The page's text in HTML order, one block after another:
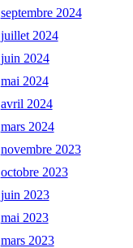
septembre 2024
juillet 2024
juin 2024
mai 2024
avril 2024
mars 2024
novembre 2023
octobre 2023
juin 2023
mai 2023
mars 2023